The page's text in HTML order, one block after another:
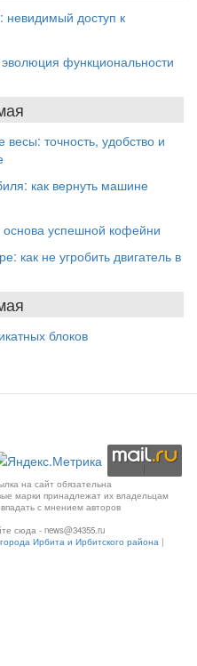
невидимый доступ к
функциональности
точность, удобство и
как вернуть машине
успешной кофейни
как не угробить двигатель в
блоков
на сайт обязательна
марки принадлежат их владельцам
с мнением авторов
сюда - news@34355.ru
Ирбита и Ирбитского района |